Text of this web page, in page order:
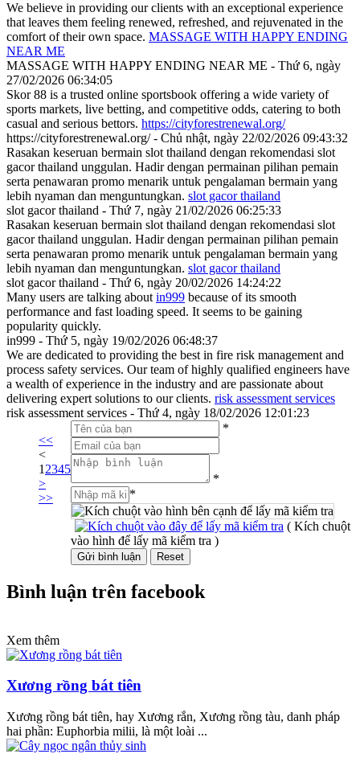
We believe in providing our clients with an exceptional experience
that leaves them feeling renewed, refreshed, and rejuvenated in the
comfort of their own space. MASSAGE WITH HAPPY ENDING
NEAR ME
MASSAGE WITH HAPPY ENDING NEAR ME - Thứ 6, ngày
27/02/2026 06:34:05
Skor 88 is a trusted online sportsbook offering a wide variety of
sports markets, live betting, and competitive odds, catering to both
casual and serious bettors. https://cityforestrenewal.org/
https://cityforestrenewal.org/ - Chủ nhật, ngày 22/02/2026 09:43:32
Rasakan keseruan bermain slot thailand dengan rekomendasi slot
gacor thailand unggulan. Hadir dengan permainan pilihan pemain
serta penawaran promo menarik untuk pengalaman bermain yang
lebih nyaman dan menguntungkan. slot gacor thailand
slot gacor thailand - Thứ 7, ngày 21/02/2026 06:25:33
Rasakan keseruan bermain slot thailand dengan rekomendasi slot
gacor thailand unggulan. Hadir dengan permainan pilihan pemain
serta penawaran promo menarik untuk pengalaman bermain yang
lebih nyaman dan menguntungkan. slot gacor thailand
slot gacor thailand - Thứ 6, ngày 20/02/2026 14:24:22
Many users are talking about in999 because of its smooth
performance and fast loading speed. It seems to be gaining
popularity quickly.
in999 - Thứ 5, ngày 19/02/2026 06:48:37
We are dedicated to providing the best in fire risk management and
process safety services. Our team of highly qualified engineers have
a wealth of experience in the industry and are passionate about
delivering expert solutions to our clients. risk assessment services
risk assessment services - Thứ 4, ngày 18/02/2026 12:01:23
<<
<
1 2345
>
>>
*
*
*
( Kích chuột
vào hình để lấy mã kiểm tra )
Bình luận trên facebook
Xem thêm
Xương rồng bát tiên
Xương rồng bát tiên, hay Xương rắn, Xương rồng tàu, danh pháp
hai phần: Euphorbia milii, là một loài ...